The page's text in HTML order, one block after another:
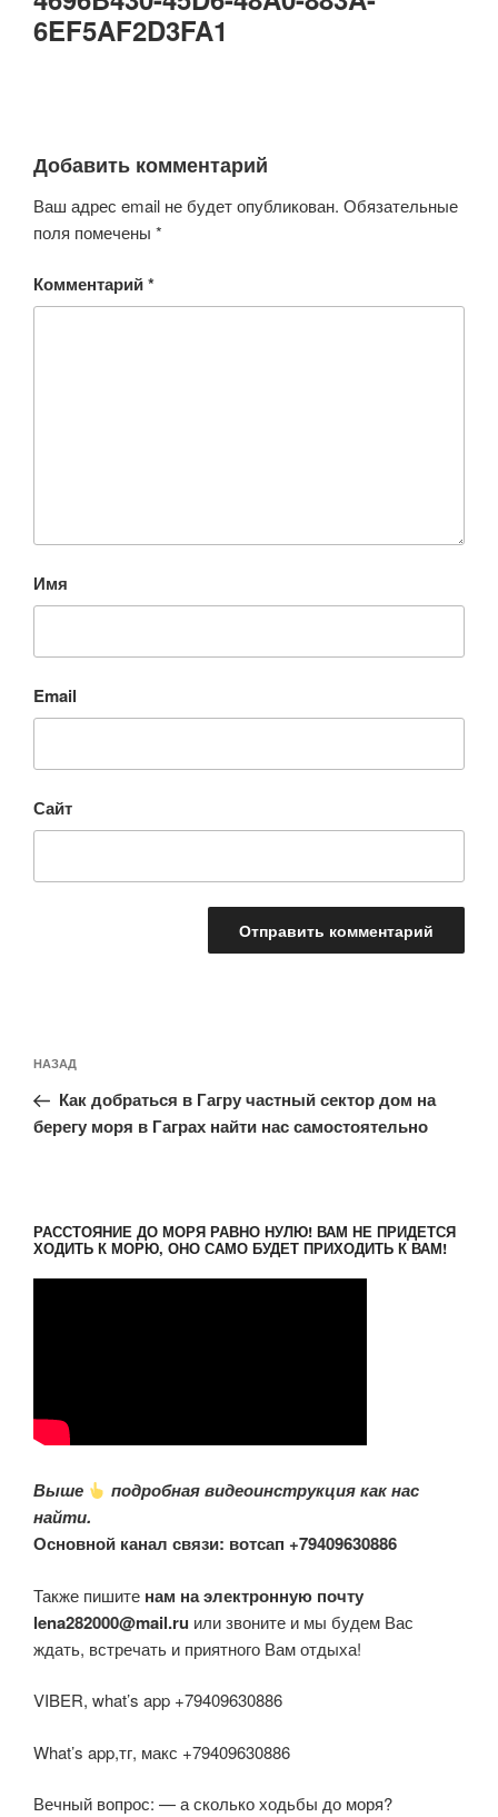
6EF5AF2D3FA1
Добавить комментарий
Ваш адрес email не будет опубликован. Обязательные
поля помечены *
Комментарий*
Имя
Email
Сайт
по
записям
Предыдущая
запись:
НАЗАД
Как добраться в Гагру частный сектор дом на
берегу моря в Гаграх найти нас самостоятельно
РАССТОЯНИЕ ДО МОРЯ РАВНО НУЛЮ! ВАМ НЕ ПРИДЕТСЯ
ХОДИТЬ К МОРЮ, ОНО САМО БУДЕТ ПРИХОДИТЬ К ВАМ!
Выше
подробная видеоинструкция как нас
найти.
Основной канал связи: вотсап +79409630886
Также пишите нам на электронную почту
lena282000@mail.ru или звоните и мы будем Вас
ждать, встречать и приятного Вам отдыха!
VIBER, what’s app +79409630886
What’s app,тг, макс +79409630886
Вечный вопрос: — а сколько ходьбы до моря?